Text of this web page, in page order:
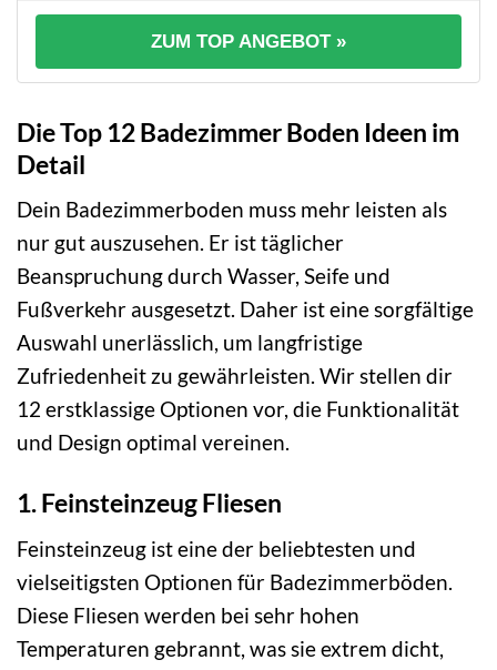
ZUM TOP ANGEBOT »
Die Top 12 Badezimmer Boden Ideen im
Detail
Dein Badezimmerboden muss mehr leisten als
nur gut auszusehen. Er ist täglicher
Beanspruchung durch Wasser, Seife und
Fußverkehr ausgesetzt. Daher ist eine sorgfältige
Auswahl unerlässlich, um langfristige
Zufriedenheit zu gewährleisten. Wir stellen dir
12 erstklassige Optionen vor, die Funktionalität
und Design optimal vereinen.
1. Feinsteinzeug Fliesen
Feinsteinzeug ist eine der beliebtesten und
vielseitigsten Optionen für Badezimmerböden.
Diese Fliesen werden bei sehr hohen
Temperaturen gebrannt, was sie extrem dicht,